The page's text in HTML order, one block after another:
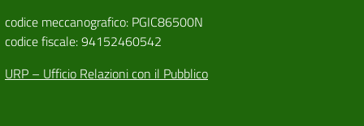
codice meccanografico: PGIC86500N
codice fiscale: 94152460542
URP – Ufficio Relazioni con il Pubblico